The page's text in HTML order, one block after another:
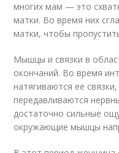
многих мам — это
матки. Во время них
матки, чтобы
Мышцы и связки в
окончаний. Во время
натягиваются её
передавливаются
достаточно сильные
окружающие мышцы